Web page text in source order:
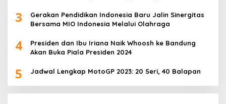
3
Gerakan Pendidikan Indonesia Baru Jalin Sinergitas
Bersama MIO Indonesia Melalui Olahraga
4
Presiden dan Ibu Iriana Naik Whoosh ke Bandung
Akan Buka Piala Presiden 2024
5 Jadwal Lengkap MotoGP 2023: 20 Seri, 40 Balapan